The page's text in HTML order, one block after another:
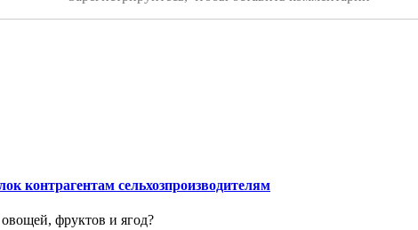
контрагентам сельхозпроизводителям
фруктов и ягод?